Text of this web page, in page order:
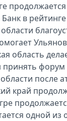
в
область
принять
после
край
одной